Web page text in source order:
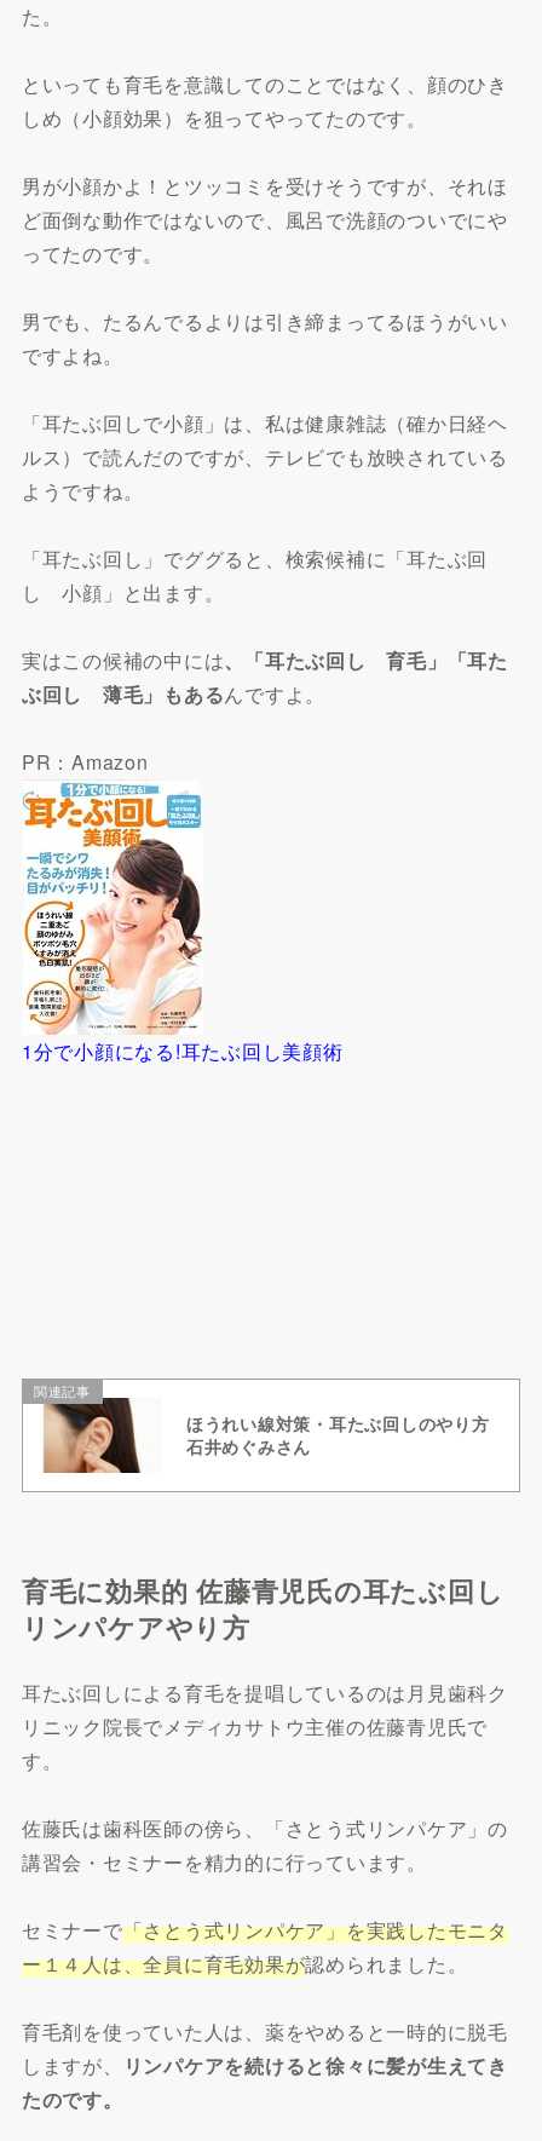
た。
といっても育毛を意識してのことではなく、顔のひき
しめ（小顔効果）を狙ってやってたのです。
男が小顔かよ！とツッコミを受けそうですが、それほ
ど面倒な動作ではないので、風呂で洗顔のついでにや
ってたのです。
男でも、たるんでるよりは引き締まってるほうがいい
ですよね。
「耳たぶ回しで小顔」は、私は健康雑誌（確か日経ヘ
ルス）で読んだのですが、テレビでも放映されている
ようですね。
「耳たぶ回し」でググると、検索候補に「耳たぶ回
し 小顔」と出ます。
実はこの候補の中には、「耳たぶ回し 育毛」「耳た
ぶ回し 薄毛」もあるんですよ。
PR：Amazon
1分で小顔になる!耳たぶ回し美顔術
関連記事
ほうれい線対策・耳たぶ回しのやり方
石井めぐみさん
育毛に効果的 佐藤青児氏の耳たぶ回し
リンパケアやり方
耳たぶ回しによる育毛を提唱しているのは月見歯科ク
リニック院長でメディカサトウ主催の佐藤青児氏で
す。
佐藤氏は歯科医師の傍ら、「さとう式リンパケア」の
講習会・セミナーを精力的に行っています。
セミナーで「さとう式リンパケア」を実践したモニタ
ー１４人は、全員に育毛効果が認められました。
育毛剤を使っていた人は、薬をやめると一時的に脱毛
しますが、
リンパケアを続けると徐々に髪が生えてき
たのです。